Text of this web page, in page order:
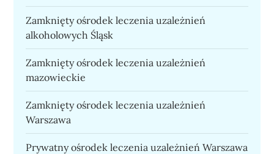
Zamknięty ośrodek leczenia uzależnień
alkoholowych Śląsk
Zamknięty ośrodek leczenia uzależnień
mazowieckie
Zamknięty ośrodek leczenia uzależnień
Warszawa
Prywatny ośrodek leczenia uzależnień Warszawa